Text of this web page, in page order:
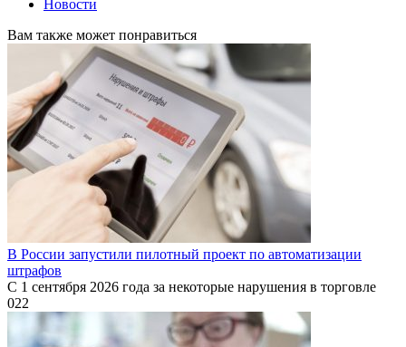
Новости
Вам также может понравиться
В России запустили пилотный проект по автоматизации
штрафов
С 1 сентября 2026 года за некоторые нарушения в торговле
022